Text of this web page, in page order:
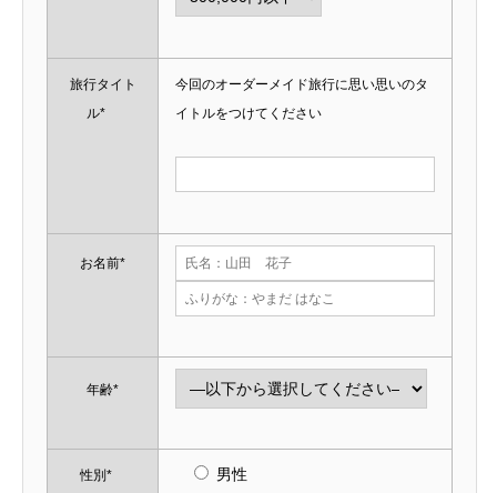
旅行タイト
ル*
今回のオーダーメイド旅行に思い思いのタ
イトルをつけてください
お名前*
年齢*
性別*
男性